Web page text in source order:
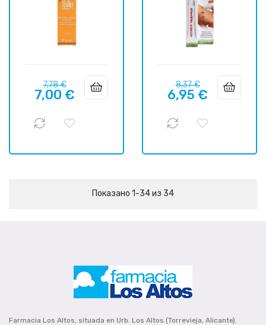
Базовая
цена
7,78 €Цена
7,00 €
Базовая
цена
8,37 €Цена
6,95 €
Показано 1-34 из 34
Farmacia Los Altos, situada en Urb. Los Altos (Torrevieja, Alicante).